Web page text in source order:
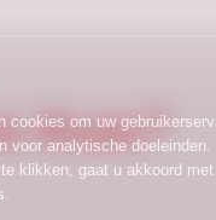
thuis?
cookies om uw
voor analytische doeleinden.
klikken, gaat u akkoord